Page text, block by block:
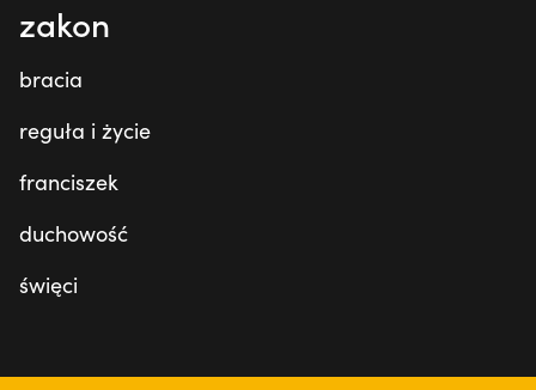
zakon
bracia
reguła i życie
franciszek
duchowość
święci